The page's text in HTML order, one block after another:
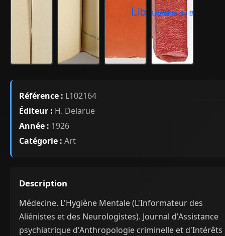
Référence : L102164
Éditeur : H. Delarue
Année : 1926
Catégorie : Art
Description
Médecine. L'Hygiène Mentale (L'Informateur des
Aliénistes et des Neurologistes). Journal d'Assistance
psychiatrique d'Anthropologie criminelle et d'Intérêts